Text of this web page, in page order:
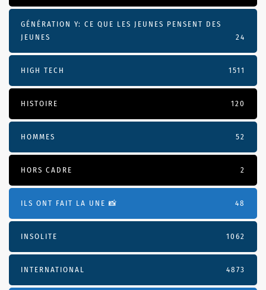
GÉNÉRATION Y: CE QUE LES JEUNES PENSENT DES
JEUNES
24
HIGH TECH 1511
HISTOIRE 120
HOMMES 52
HORS CADRE 2
ILS ONT FAIT LA UNE 📸 48
INSOLITE 1062
INTERNATIONAL 4873